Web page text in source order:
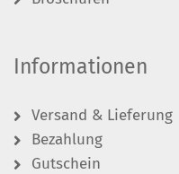
Informationen
Versand & Lieferung
Bezahlung
Gutschein